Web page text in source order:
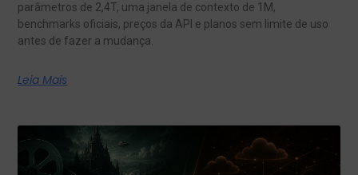
parâmetros de 2,4T, uma janela de contexto de 1M,
benchmarks oficiais, preços da API e planos sem limite de uso
antes de fazer a mudança.
Leia Mais